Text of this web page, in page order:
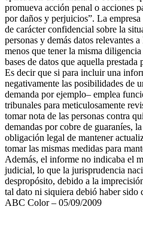
promueva acción penal o acciones
por daños y perjuicios”. La
de carácter confidencial sobre la
personas y demás datos relevantes
menos que tener la misma
bases de datos que aquella
Es decir que si para incluir una
negativamente las posibilidades de
demanda por ejemplo– emplea
tribunales para meticulosamente
tomar nota de las personas contra
demandas por cobre de guaraníes,
obligación legal de mantener
tomar las mismas medidas para
Además, el informe no indicaba el
judicial, lo que la jurisprudencia
despropósito, debido a la
tal dato ni siquiera debió haber
ABC Color – 05/09/2009